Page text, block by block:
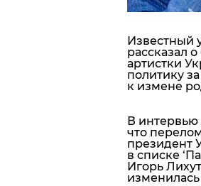
Известный
рассказал
артистки
политику
к измене
В
что
президент
в списке ‘
Игорь